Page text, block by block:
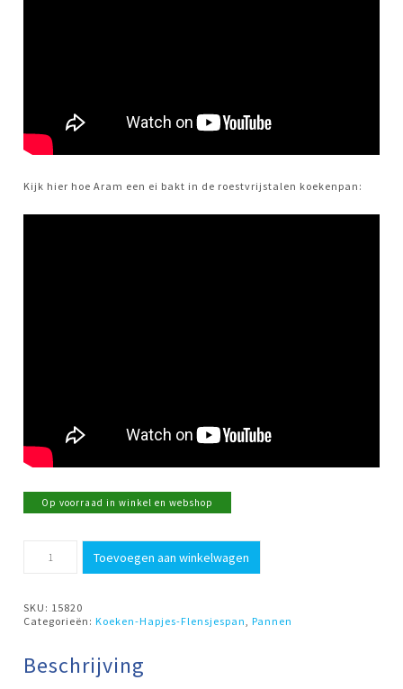
Kijk hier hoe Aram een ei bakt in de roestvrijstalen koekenpan:
Op voorraad in winkel en webshop
20cm
MultiFunction-
7
Toevoegen aan winkelwagen
SKU: 15820
Categorieën:Koeken-Hapjes-Flensjespan ,Pannen
Beschrijving